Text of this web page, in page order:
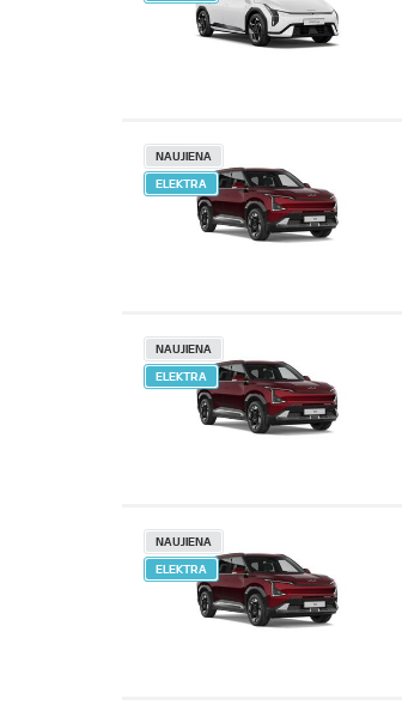
NAUJIENA
ELEKTRA
NAUJIENA
ELEKTRA
NAUJIENA
ELEKTRA